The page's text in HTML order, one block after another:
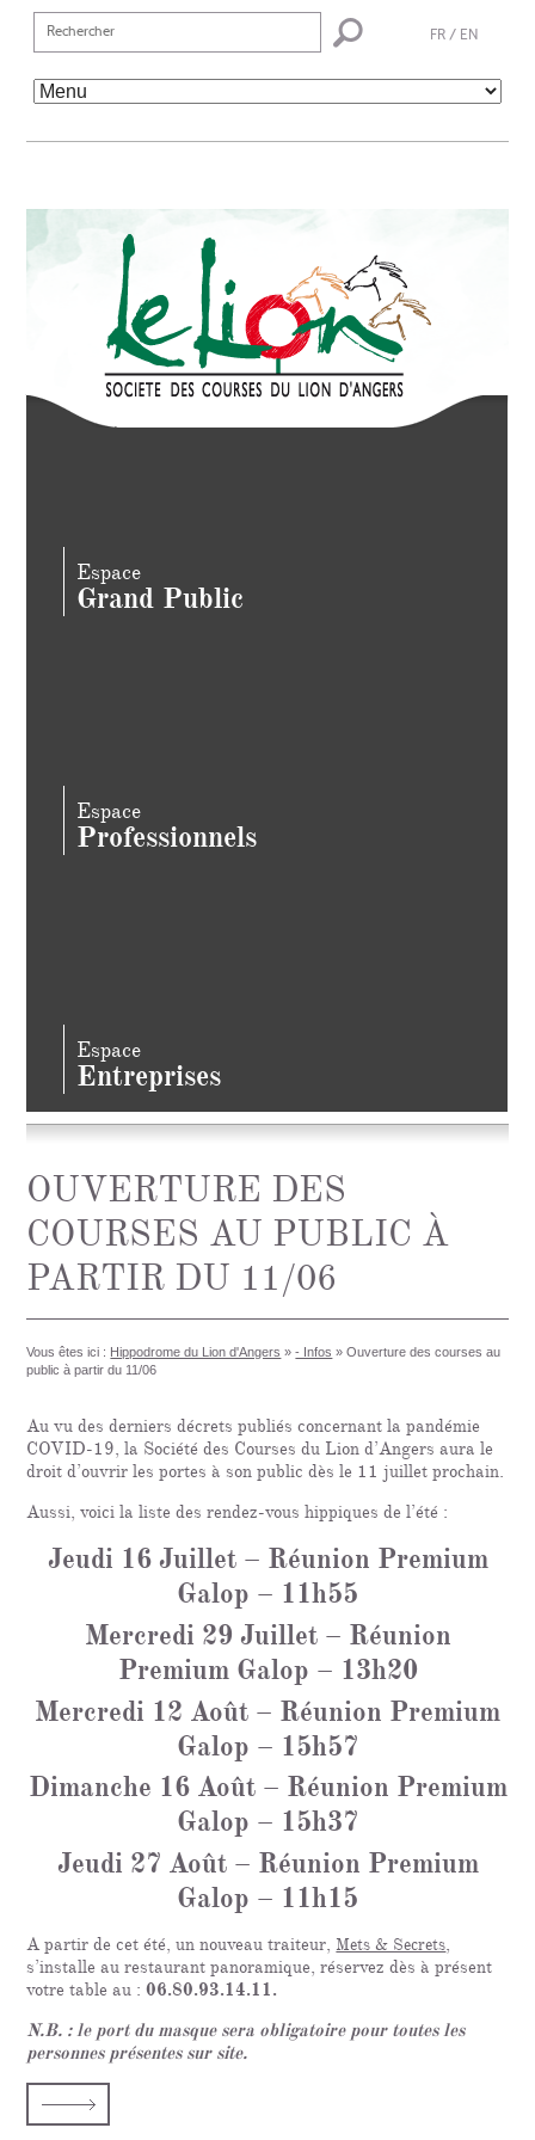
FR/ EN
Espace
Grand Public
Espace
Professionnels
Espace
Entreprises
OUVERTURE DES
COURSES AU PUBLIC À
PARTIR DU 11/06
Vous êtes ici : Hippodrome du Lion d'Angers »- Infos »Ouverture des courses au
public à partir du 11/06
Au vu des derniers décrets publiés concernant la pandémie
COVID-19, la Société des Courses du Lion d’Angers aura le
droit d’ouvrir les portes à son public dès le 11 juillet prochain.
Aussi, voici la liste des rendez-vous hippiques de l’été :
Jeudi 16 Juillet – Réunion Premium
Galop – 11h55
Mercredi 29 Juillet – Réunion
Premium Galop – 13h20
Mercredi 12 Août – Réunion Premium
Galop – 15h57
Dimanche 16 Août – Réunion Premium
Galop – 15h37
Jeudi 27 Août – Réunion Premium
Galop – 11h15
A partir de cet été, un nouveau traiteur, Mets & Secrets,
s’installe au restaurant panoramique, réservez dès à présent
votre table au :06.80.93.14.11.
N.B. : le port du masque sera obligatoire pour toutes les
personnes présentes sur site.